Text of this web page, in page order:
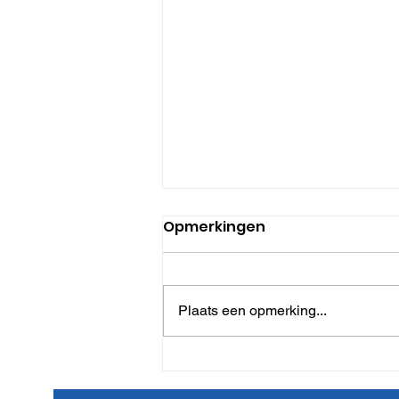
netwerkbijeenkomst
Opmerkingen
Plaats een opmerking...